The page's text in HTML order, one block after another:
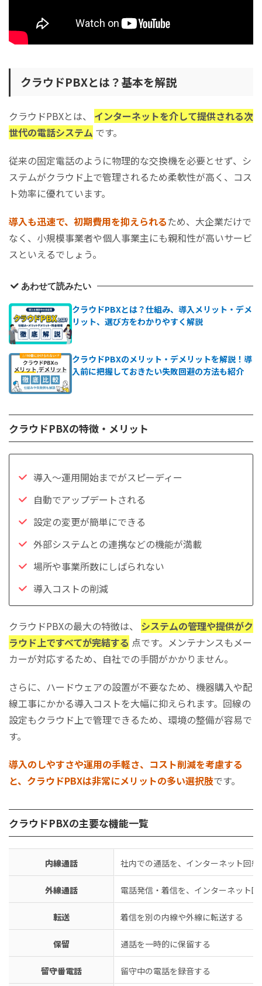
必要機能を洗い出し、過不足ないプランを選ぶ
相見積もりで複数のサービスを比較する
拠点間の通話は内線を積極的に利用する
料金体系や契約条件が自社の予算・規模に合っているか確認する
必要な機能や外部ツール連携など、自社業務に合うサービスを選
ぶ
音質や使い勝手を無料トライアルで検証する
既存の電話番号や機器タイプを確認する
拡張性とサポート体制が整っているか確認する
表】
CLOUD PHONE(株式会社Wiz)
トビラフォンCloud(トビラシステムズ株式会社)
03plus(株式会社グラントン)
ひかりクラウドPBX(NTT西日本・東日本)
クラウドPBXに関するよくある質問
まとめ
クラウドPBXとは？基本を解説
クラウドPBXとは、 インターネットを介して提供される次
世代の電話システム です。
従来の固定電話のように物理的な交換機を必要とせず、シ
ステムがクラウド上で管理されるため柔軟性が高く、コス
ト効率に優れています。
導入も迅速で、初期費用を抑えられるため、大企業だけで
なく、小規模事業者や個人事業主にも親和性が高いサービ
スといえるでしょう。
あわせて読みたい
クラウドPBXとは？仕組み、導入メリット・デメ
リット、選び方をわかりやすく解説
クラウドPBXのメリット・デメリットを解説！導
入前に把握しておきたい失敗回避の方法も紹介
クラウドPBXの特徴・メリット
導入～運用開始までがスピーディー
自動でアップデートされる
設定の変更が簡単にできる
外部システムとの連携などの機能が満載
場所や事業所数にしばられない
導入コストの削減
クラウドPBXの最大の特徴は、 システムの管理や提供がク
ラウド上ですべてが完結する 点です。メンテナンスもメー
カーが対応するため、自社での手間がかかりません。
さらに、ハードウェアの設置が不要なため、機器購入や配
線工事にかかる導入コストを大幅に抑えられます。回線の
設定もクラウド上で管理できるため、環境の整備が容易で
す。
導入のしやすさや運用の手軽さ、コスト削減を考慮する
と、クラウドPBXは非常にメリットの多い選択肢です。
クラウドPBXの主要な機能一覧
内線通話 社内での通話を、インターネット回
外線通話 電話発信・着信を、インターネット
転送 着信を別の内線や外線に転送する
保留 通話を一時的に保留する
留守番電話 留守中の電話を録音する